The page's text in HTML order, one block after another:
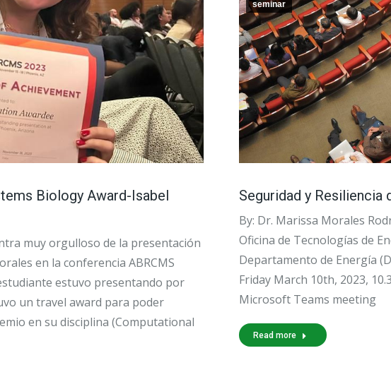
Biology Award-Isabel
muy orgulloso de la presentación
en la conferencia ABRCMS
estuvo presentando por
un travel award para poder
en su disciplina (Computational
seminar
Seguridad y Resiliencia
By: Dr. Marissa Morales
Oficina de Tecnologías de
Departamento de Energía
Friday March 10th, 2023,
Microsoft Teams meeting
Read more